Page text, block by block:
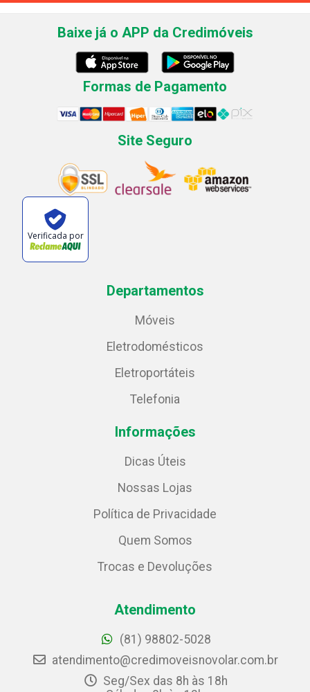
Baixe já o APP da Credimóveis
Formas de Pagamento
Site Seguro
Verificada por
Departamentos
Móveis
Eletrodomésticos
Eletroportáteis
Telefonia
Informações
Dicas Úteis
Nossas Lojas
Política de Privacidade
Quem Somos
Trocas e Devoluções
Atendimento
(81) 98802-5028
atendimento@credimoveisnovolar.com.br
Seg/Sex das 8h às 18h